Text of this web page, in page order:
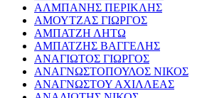
ΑΛΜΠΑΝΗΣ ΠΕΡΙΚΛΗΣ
ΑΜΟΥΤΖΑΣ ΓΙΩΡΓΟΣ
ΑΜΠΑΤΖΗ ΛΗΤΩ
ΑΜΠΑΤΖΗΣ ΒΑΓΓΕΛΗΣ
ΑΝΑΓΙΩΤΟΣ ΓΙΩΡΓΟΣ
ΑΝΑΓΝΩΣΤΟΠΟΥΛΟΣ ΝΙΚΟΣ
ΑΝΑΓΝΩΣΤΟΥ ΑΧΙΛΛΕΑΣ